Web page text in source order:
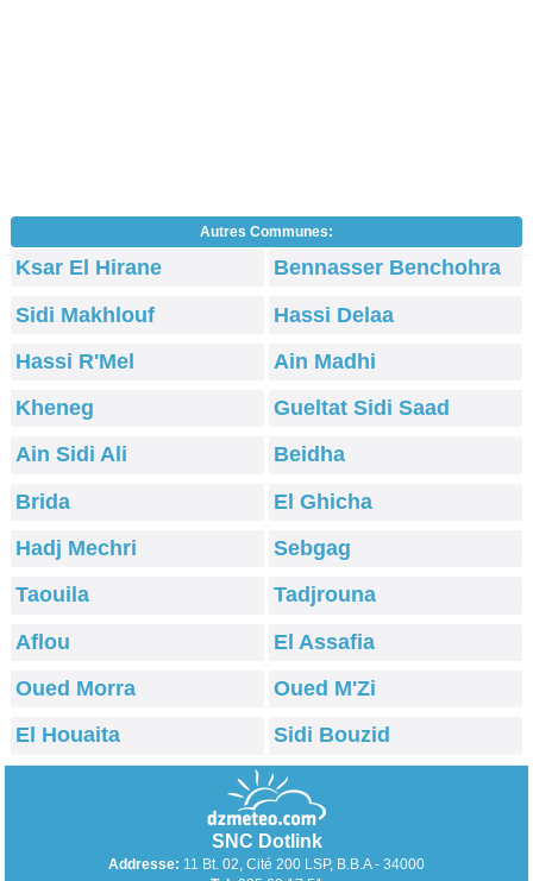
Autres Communes:
Ksar El Hirane
Bennasser Benchohra
Sidi Makhlouf
Hassi Delaa
Hassi R'Mel
Ain Madhi
Kheneg
Gueltat Sidi Saad
Ain Sidi Ali
Beidha
Brida
El Ghicha
Hadj Mechri
Sebgag
Taouila
Tadjrouna
Aflou
El Assafia
Oued Morra
Oued M'Zi
El Houaita
Sidi Bouzid
SNC Dotlink
Addresse: 11 Bt. 02, Cité 200 LSP, B.B.A - 34000